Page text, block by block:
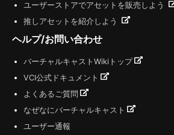
ユーザーストアでアセットを販売しよう
推しアセットを紹介しよう
ヘルプ/お問い合わせ
バーチャルキャストWikiトップ
VCI公式ドキュメント
よくあるご質問
なぜなにバーチャルキャスト
ユーザー通報